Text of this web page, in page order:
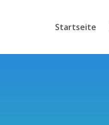
Startseite